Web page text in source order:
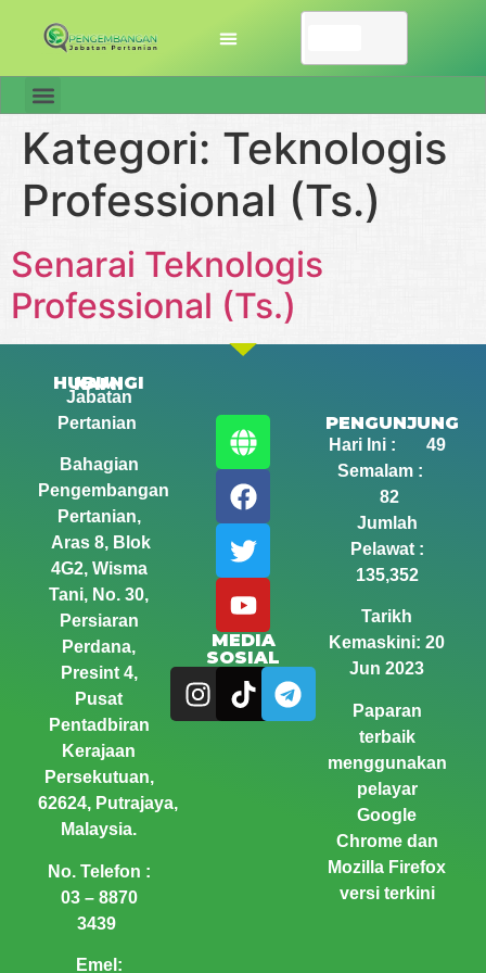
Kategori: Teknologis
Professional (Ts.)
Senarai Teknologis
Professional (Ts.)
HUBUNGI KAMI
Jabatan
Pertanian
Bahagian
Pengembangan
Pertanian,
Aras 8, Blok
4G2, Wisma
Tani, No. 30,
Persiaran
Perdana,
Presint 4,
Pusat
Pentadbiran
Kerajaan
Persekutuan,
62624, Putrajaya,
Malaysia.
No. Telefon :
03 – 8870
3439
Emel:
MEDIA
SOSIAL
PENGUNJUNG
Hari Ini : 49
Semalam :
82
Jumlah
Pelawat :
135,352
Tarikh
Kemaskini: 20
Jun 2023
Paparan
terbaik
menggunakan
pelayar
Google
Chrome dan
Mozilla Firefox
versi terkini